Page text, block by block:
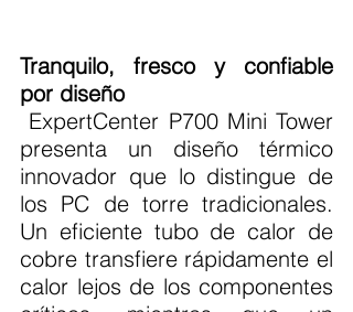
Tranquilo, fresco y confiable
por diseño
presenta un diseño térmico
innovador que lo distingue de
los PC de torre tradicionales.
Un eficiente tubo de calor de
cobre transfiere rápidamente el
calor lejos de los componentes